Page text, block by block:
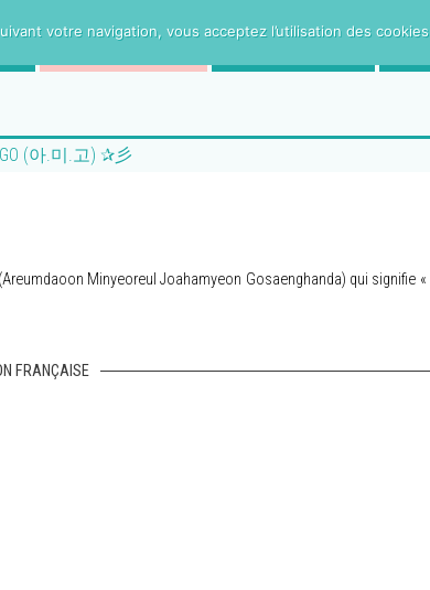
(아.미.고) ✰彡
Minyeoreul Joahamyeon Gosaenghanda) qui signifie «
FRANÇAISE
votre navigation, vous acceptez l’utilisation des